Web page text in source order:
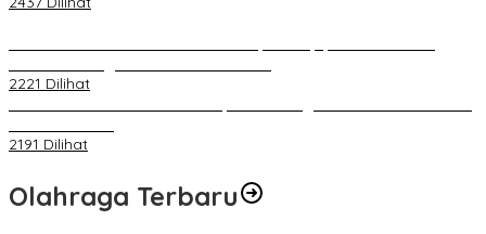
2221 Dilihat
2191 Dilihat
Olahraga Terbaru